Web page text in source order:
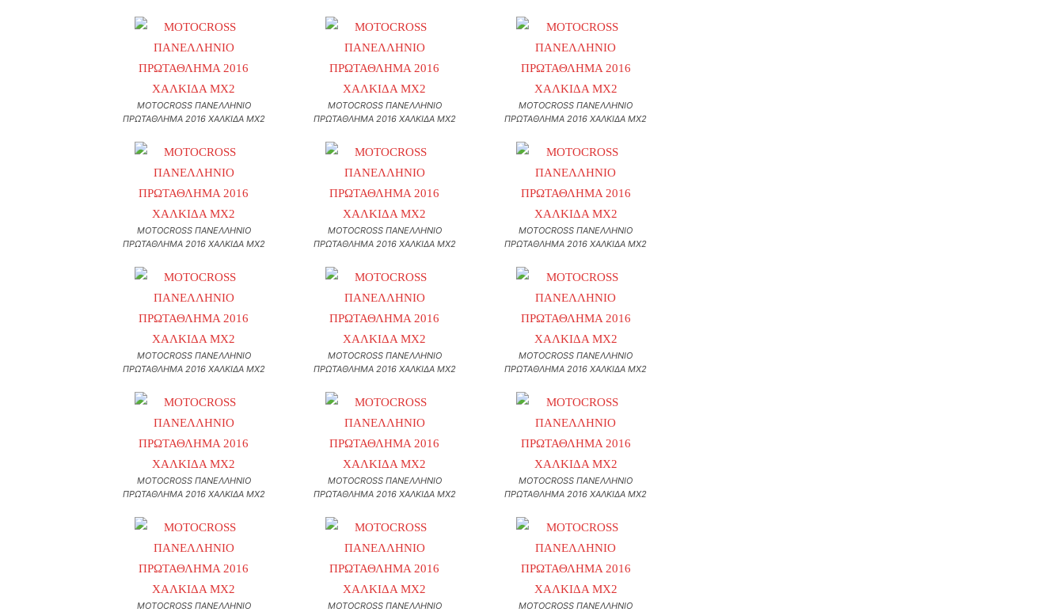
MOTOCROSS ΠΑΝΕΛΛΗΝΙΟ
ΠΡΩΤΑΘΛΗΜΑ 2016 ΧΑΛΚΙΔΑ MX2
MOTOCROSS ΠΑΝΕΛΛΗΝΙΟ
ΠΡΩΤΑΘΛΗΜΑ 2016 ΧΑΛΚΙΔΑ MX2
MOTOCROSS ΠΑΝΕΛΛΗΝΙΟ
ΠΡΩΤΑΘΛΗΜΑ 2016 ΧΑΛΚΙΔΑ MX2
MOTOCROSS ΠΑΝΕΛΛΗΝΙΟ
ΠΡΩΤΑΘΛΗΜΑ 2016 ΧΑΛΚΙΔΑ MX2
MOTOCROSS ΠΑΝΕΛΛΗΝΙΟ
ΠΡΩΤΑΘΛΗΜΑ 2016 ΧΑΛΚΙΔΑ MX2
MOTOCROSS ΠΑΝΕΛΛΗΝΙΟ
ΠΡΩΤΑΘΛΗΜΑ 2016 ΧΑΛΚΙΔΑ MX2
MOTOCROSS ΠΑΝΕΛΛΗΝΙΟ
ΠΡΩΤΑΘΛΗΜΑ 2016 ΧΑΛΚΙΔΑ MX2
MOTOCROSS ΠΑΝΕΛΛΗΝΙΟ
ΠΡΩΤΑΘΛΗΜΑ 2016 ΧΑΛΚΙΔΑ MX2
MOTOCROSS ΠΑΝΕΛΛΗΝΙΟ
ΠΡΩΤΑΘΛΗΜΑ 2016 ΧΑΛΚΙΔΑ MX2
MOTOCROSS ΠΑΝΕΛΛΗΝΙΟ
ΠΡΩΤΑΘΛΗΜΑ 2016 ΧΑΛΚΙΔΑ MX2
MOTOCROSS ΠΑΝΕΛΛΗΝΙΟ
ΠΡΩΤΑΘΛΗΜΑ 2016 ΧΑΛΚΙΔΑ MX2
MOTOCROSS ΠΑΝΕΛΛΗΝΙΟ
ΠΡΩΤΑΘΛΗΜΑ 2016 ΧΑΛΚΙΔΑ MX2
MOTOCROSS ΠΑΝΕΛΛΗΝΙΟ
MOTOCROSS ΠΑΝΕΛΛΗΝΙΟ
MOTOCROSS ΠΑΝΕΛΛΗΝΙΟ